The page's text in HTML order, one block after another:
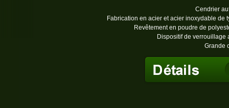
Cendrier
Fabrication en acier et acier inoxydable de
Revêtement en poudre de
Dispositif de verrouillage
Grande